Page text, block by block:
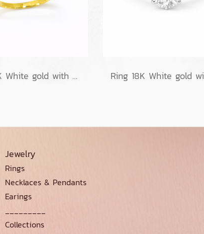
Ring 18K White gold with Round Diamond
Jewelry
Rings
Necklaces & Pendants
Earings
_________
Collections